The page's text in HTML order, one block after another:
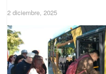
2 diciembre, 2025